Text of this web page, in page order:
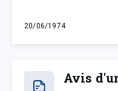
20/06/1974
jeudi 20 juin 1974
Avis